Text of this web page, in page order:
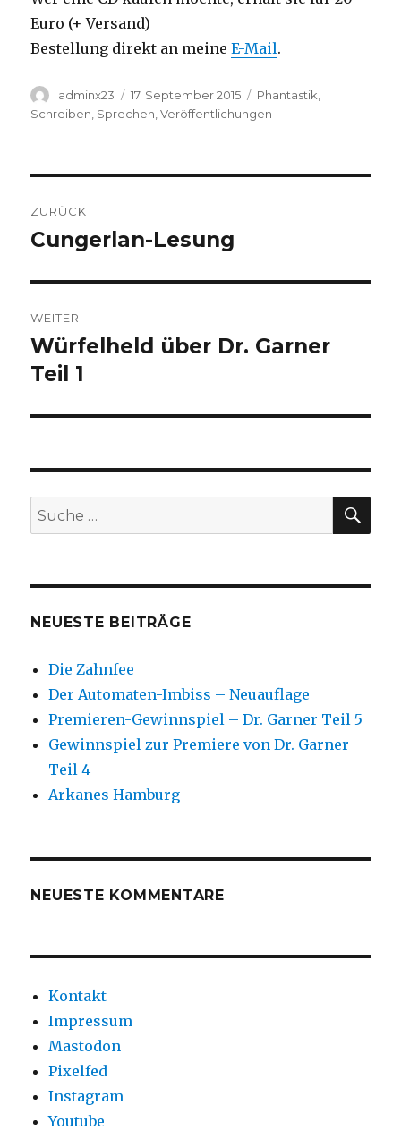
Euro (+ Versand)
Bestellung direkt an meineE-Mail.
Autor
adminx23
Veröffentlicht
am
17. September 2015 Kategorien
Phantastik
Schreiben Sprechen ,Veröffentlichungen
ZURÜCK
Vorheriger
Cungerlan-Lesung
WEITER
Nächster
Beitrag:
Würfelheld über Dr. Garner
Teil 1
Suche
nach:
NEUESTE BEITRÄGE
Die Zahnfee
Der Automaten-Imbiss – Neuauflage
Premieren-Gewinnspiel – Dr. Garner Teil 5
Gewinnspiel zur Premiere von Dr. Garner
Teil 4
Arkanes Hamburg
NEUESTE KOMMENTARE
Kontakt
Impressum
Mastodon
Pixelfed
Instagram
Youtube